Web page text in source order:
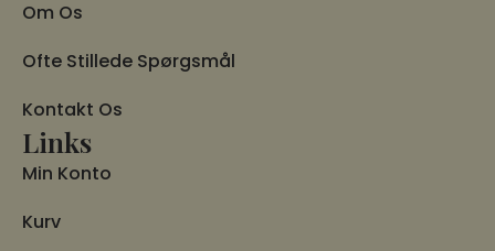
Om Os
Ofte Stillede Spørgsmål
Kontakt Os
Links
Min Konto
Kurv